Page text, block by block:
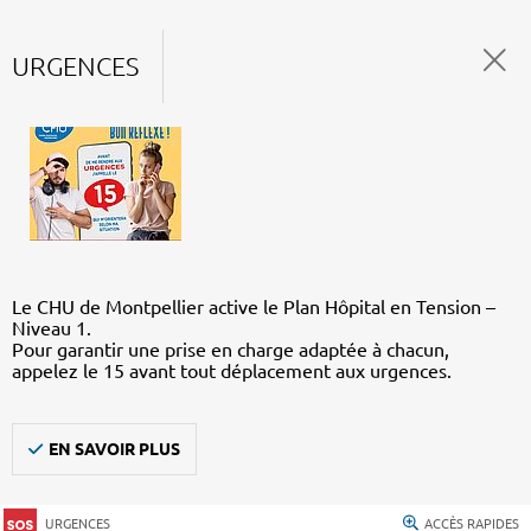
URGENCES
Le CHU de Montpellier active le Plan Hôpital en Tension –
Niveau 1.
Pour garantir une prise en charge adaptée à chacun,
appelez le 15 avant tout déplacement aux urgences.
EN SAVOIR PLUS
URGENCES ACCÈS RAPIDES